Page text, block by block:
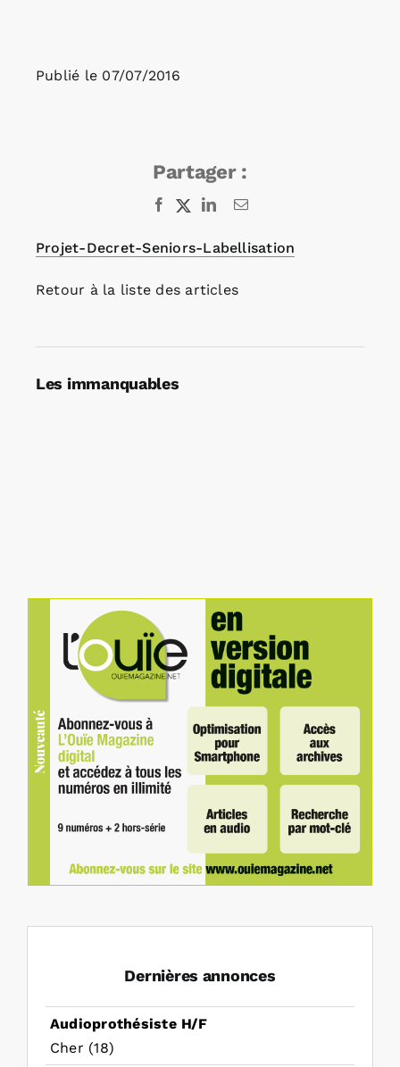
Publié le 07/07/2016
Partager :
Facebook
X LinkedInEmail
Projet-Decret-Seniors-Labellisation
Retour à la liste des articles
Les immanquables
Dernières annonces
Audioprothésiste H/F
Cher (18)